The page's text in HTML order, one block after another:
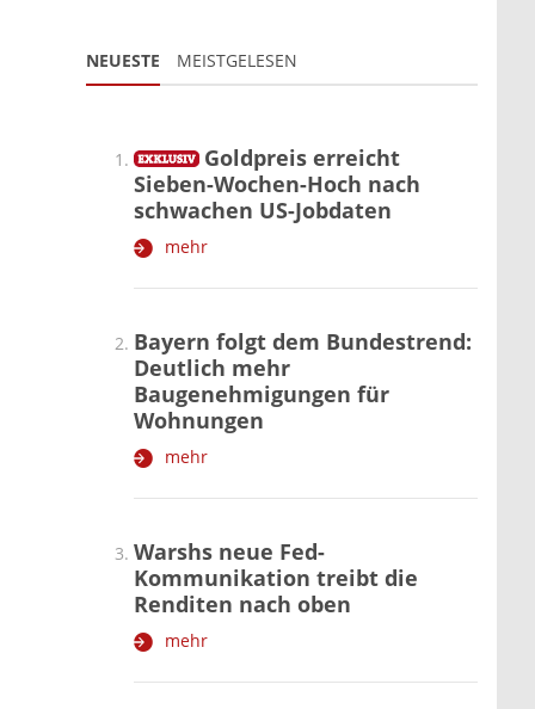
NEUESTE MEISTGELESEN
Goldpreis erreicht
Sieben-Wochen-Hoch nach
schwachen US-Jobdaten
mehr
Bayern folgt dem Bundestrend:
Deutlich mehr
Baugenehmigungen für
Wohnungen
mehr
Warshs neue Fed-
Kommunikation treibt die
Renditen nach oben
mehr